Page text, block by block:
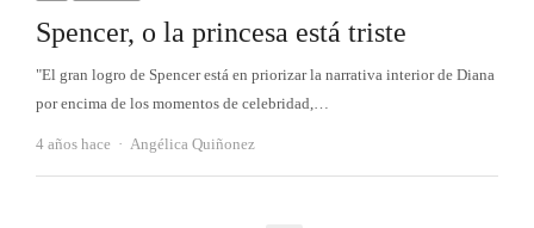
Spencer, o la princesa está triste
"El gran logro de Spencer está en priorizar la narrativa interior de Diana
por encima de los momentos de celebridad,…
4 años hace Autor
Angélica Quiñonez